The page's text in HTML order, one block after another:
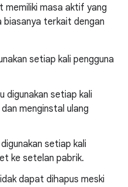
memiliki masa aktif yang
terkait dengan
setiap kali pengguna
digunakan setiap kali
menginstal ulang
setiap kali
ke setelan pabrik.
dapat dihapus meski